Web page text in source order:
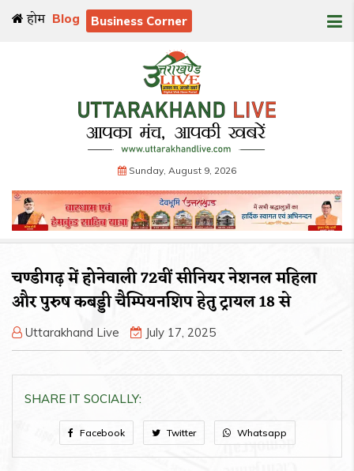
होम Blog Business Corner
Sunday, August 9, 2026
चण्डीगढ़ में होनेवाली 72वीं सीनियर नेशनल महिला
और पुरुष कबड्डी चैम्पियनशिप हेतु ट्रायल 18 से
Uttarakhand Live July 17, 2025
SHARE IT SOCIALLY:
Facebook Twitter Whatsapp